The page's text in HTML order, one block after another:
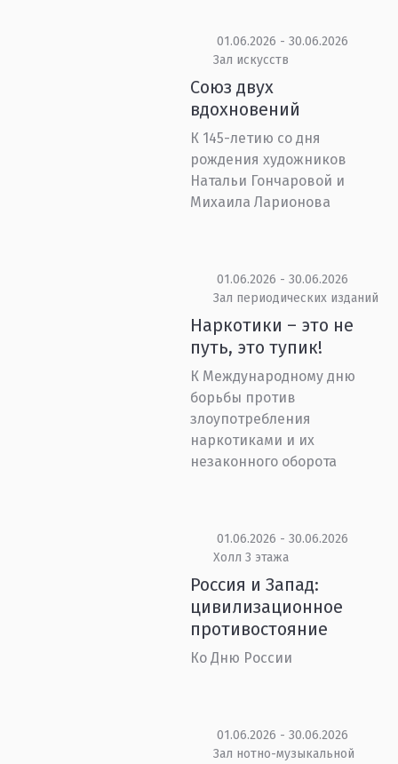
01.06.2026 - 30.06.2026
Зал искусств
Союз двух
вдохновений
К 145-летию со дня
рождения художников
Натальи Гончаровой и
Михаила Ларионова
01.06.2026 - 30.06.2026
Зал периодических изданий
Наркотики – это не
путь, это тупик!
К Международному дню
борьбы против
злоупотребления
наркотиками и их
незаконного оборота
01.06.2026 - 30.06.2026
Холл 3 этажа
Россия и Запад:
цивилизационное
противостояние
Ко Дню России
01.06.2026 - 30.06.2026
Зал нотно-музыкальной